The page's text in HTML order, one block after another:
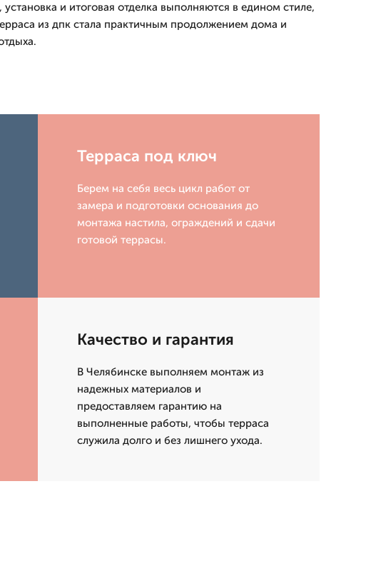
и итоговая отделка выполняются в едином стиле,
из дпк стала практичным продолжением дома и
Терраса под ключ
Берем на себя весь цикл работ от
замера и подготовки основания до
монтажа настила, ограждений и сдачи
готовой террасы.
Качество и гарантия
В Челябинске выполняем монтаж из
надежных материалов и
предоставляем гарантию на
выполненные работы, чтобы терраса
служила долго и без лишнего ухода.